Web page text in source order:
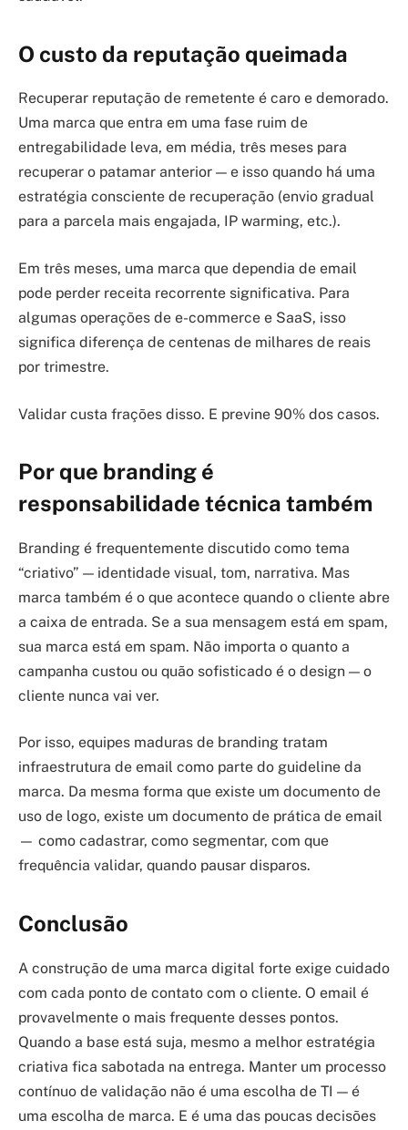
O custo da reputação queimada
Recuperar reputação de remetente é caro e demorado.
Uma marca que entra em uma fase ruim de
entregabilidade leva, em média, três meses para
recuperar o patamar anterior — e isso quando há uma
estratégia consciente de recuperação (envio gradual
para a parcela mais engajada, IP warming, etc.).
Em três meses, uma marca que dependia de email
pode perder receita recorrente significativa. Para
algumas operações de e-commerce e SaaS, isso
significa diferença de centenas de milhares de reais
por trimestre.
Validar custa frações disso. E previne 90% dos casos.
Por que branding é
responsabilidade técnica também
Branding é frequentemente discutido como tema
“criativo” — identidade visual, tom, narrativa. Mas
marca também é o que acontece quando o cliente abre
a caixa de entrada. Se a sua mensagem está em spam,
sua marca está em spam. Não importa o quanto a
campanha custou ou quão sofisticado é o design — o
cliente nunca vai ver.
Por isso, equipes maduras de branding tratam
infraestrutura de email como parte do guideline da
marca. Da mesma forma que existe um documento de
uso de logo, existe um documento de prática de email
— como cadastrar, como segmentar, com que
frequência validar, quando pausar disparos.
Conclusão
A construção de uma marca digital forte exige cuidado
com cada ponto de contato com o cliente. O email é
provavelmente o mais frequente desses pontos.
Quando a base está suja, mesmo a melhor estratégia
criativa fica sabotada na entrega. Manter um processo
contínuo de validação não é uma escolha de TI — é
uma escolha de marca. E é uma das poucas decisões